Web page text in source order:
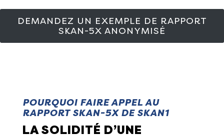
DEMANDEZ UN EXEMPLE DE RAPPORT
SKAN-5X ANONYMISÉ
POURQUOI FAIRE APPEL AU
RAPPORT SKAN-5X DE SKAN1
LA SOLIDITÉ D’UNE